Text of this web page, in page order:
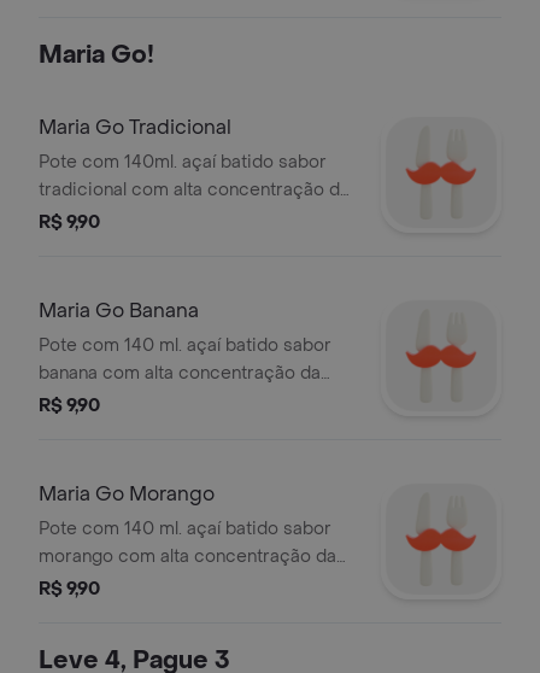
Maria Go!
Maria Go Tradicional
Pote com 140ml. açaí batido sabor
tradicional com alta concentração da
fruta. prático, pronto para consumo e
R$ 9,90
Maria Go Banana
Pote com 140 ml. açaí batido sabor
banana com alta concentração da
fruta. prático, pronto para consumo e
R$ 9,90
Maria Go Morango
Pote com 140 ml. açaí batido sabor
morango com alta concentração da
fruta. prático, pronto para consumo e
R$ 9,90
Leve 4, Pague 3